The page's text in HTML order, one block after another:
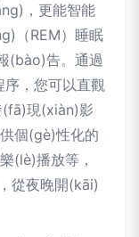
，更能智能
（REM）睡眠
(bào)告。通過
，您可以直觀
(fā)現(xiàn)影
個(gè)性化的
(lè)播放等，
從夜晚開(kāi)